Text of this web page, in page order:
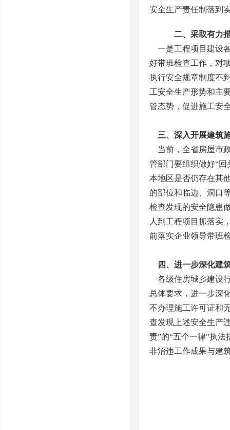
安全生产责任制落到
二、采取有力
一是工程项目建设
好带班检查工作，对
执行安全规章制度不
工安全生产形势和主
管态势，促进施工安
三、深入开展建筑
当前，全省房屋市
管部门要组织做好“
本地区是否仍存在其
的部位和临边、洞口
检查发现的安全隐患
人到工程项目抓落实
前落实企业领导带班
四、进一步深化建
各级住房城乡建设
总体要求，进一步深
不办理施工许可证和
查发现上述安全生产
责”的“五个一律”执
非治违工作成果与建